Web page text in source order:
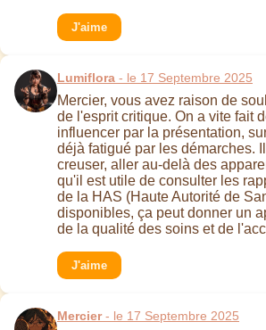
J'aime
Lumiflora - le 17 Septembre 2025
Mercier, vous avez raison de
de l'esprit critique. On a vite fait
influencer par la présentation,
déjà fatigué par les démarches.
creuser, aller au-delà des
qu'il est utile de consulter les
de la HAS (Haute Autorité de
disponibles, ça peut donner un
de la qualité des soins et de
J'aime
Mercier- le 17 Septembre 2025